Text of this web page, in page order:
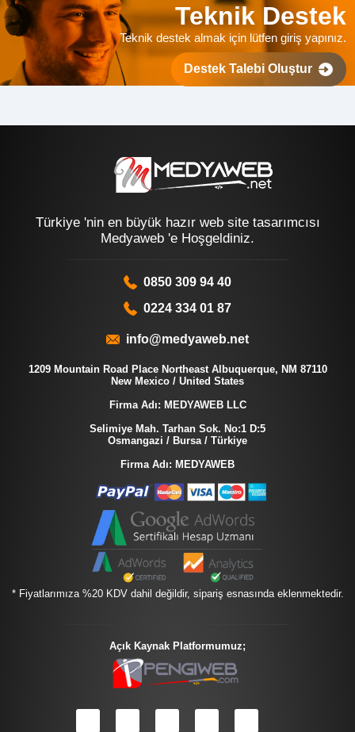
Teknik Destek
Teknik destek almak için lütfen giriş yapınız.
Destek Talebi Oluştur
Türkiye 'nin en büyük hazır web site tasarımcısı
Medyaweb 'e Hoşgeldiniz.
0850 309 94 40
0224 334 01 87
info@medyaweb.net
1209 Mountain Road Place Northeast Albuquerque, NM 87110
New Mexico / United States
Firma Adı: MEDYAWEB LLC
Selimiye Mah. Tarhan Sok. No:1 D:5
Osmangazi / Bursa / Türkiye
Firma Adı: MEDYAWEB
* Fiyatlarımıza %20 KDV dahil değildir, sipariş esnasında eklenmektedir.
Açık Kaynak Platformumuz;